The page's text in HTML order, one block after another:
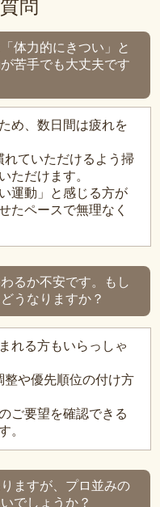
問
体力的にきつい」と
苦手でも大丈夫です
め、数日間は疲れを
ていただけるよう掃
ただけます。
運動」と感じる方が
たペースで無理なく
るか不安です。もし
うなりますか？
れる方もいらっしゃ
や優先順位の付け方
ご要望を確認できる
。
ますが、プロ並みの
でしょうか？